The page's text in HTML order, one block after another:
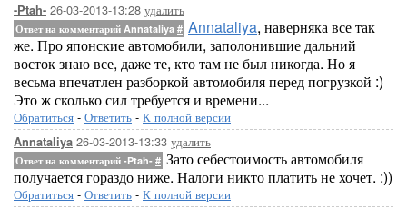
-Ptah- 26-03-2013-13:28 удалить
Ответ на комментарий Annataliya # Annataliya, наверняка все так
же. Про японские автомобили, заполонившие дальний
восток знаю все, даже те, кто там не был никогда. Но я
весьма впечатлен разборкой автомобиля перед погрузкой :)
Это ж сколько сил требуется и времени...
Обратиться - Ответить - К полной версии
Annataliya 26-03-2013-13:33 удалить
Ответ на комментарий -Ptah- # Зато себестоимость автомобиля
получается гораздо ниже. Налоги никто платить не хочет. :))
Обратиться - Ответить - К полной версии